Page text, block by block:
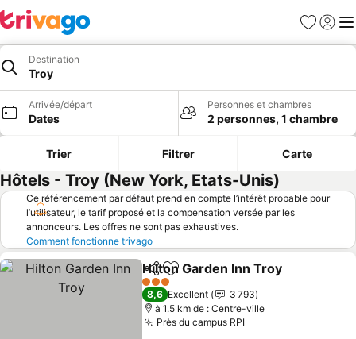
Favoris
Se
Destination
Troy
Arrivée/départ
Dates
Personnes et chambres
2 personnes, 1 chambre
Trier Filtrer Carte
Hôtels - Troy (New York, Etats-Unis)
Ce référencement par défaut prend en compte l’intérêt probable pour
l’utilisateur, le tarif proposé et la compensation versée par les
annonceurs. Les offres ne sont pas exhaustives.
Comment fonctionne trivago
PartagerAjouter à mes favoris
Hilton Garden Inn Troy
3 Étoiles
8,6 Excellent
3 793
à 1.5 km de : Centre-ville
Près du campus RPIConsulter les prix